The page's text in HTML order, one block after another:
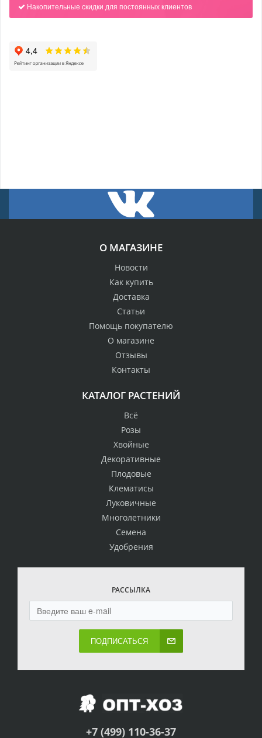
Накопительные скидки для постоянных клиентов
О МАГАЗИНЕ
Новости
Как купить
Доставка
Статьи
Помощь покупателю
О магазине
Отзывы
Контакты
КАТАЛОГ РАСТЕНИЙ
Всё
Розы
Хвойные
Декоративные
Плодовые
Клематисы
Луковичные
Многолетники
Семена
Удобрения
РАССЫЛКА
ПОДПИСАТЬСЯ
+7 (499) 110-36-37